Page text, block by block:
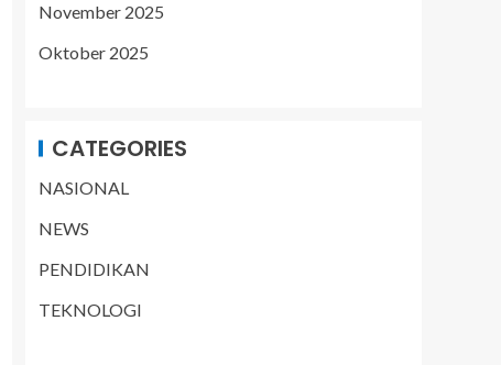
November 2025
Oktober 2025
CATEGORIES
NASIONAL
NEWS
PENDIDIKAN
TEKNOLOGI